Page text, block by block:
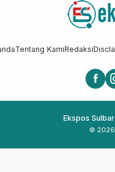
Tentang KamiRedaksi
Ekspos
©